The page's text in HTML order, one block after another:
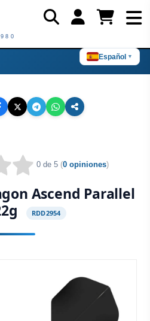
Español ▼
0 de 5 (0 opiniones)
Ascend Parallel
RDD2954